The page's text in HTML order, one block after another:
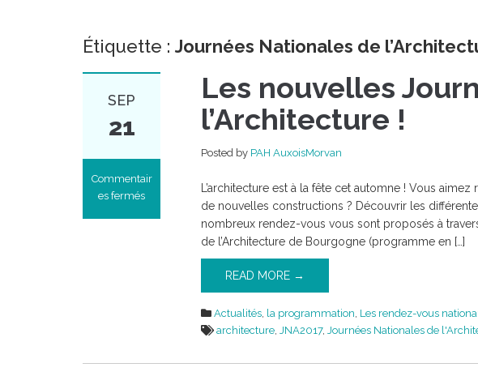
Étiquette : Journées Nationales de
SEP
21
Commentair
es fermés
Les nouvelles
l’Architecture !
Posted by PAH AuxoisMorvan
L’architecture est à la fête cet automne ! Vous
de nouvelles constructions ? Découvrir les
nombreux rendez-vous vous sont proposés à travers
de l’Architecture de Bourgogne (programme en […]
READ MORE →
Actualités, la programmation, Les rendez-vous
architecture,JNA2017,Journées Nationales de